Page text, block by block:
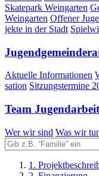
Skate­park Weingarten
Weingarten Offe­ner
jek­te in der Stadt
Aktu­el­le Informationen
sa­ti­on Sit­zungs­ter­mi­ne
Team Jugend­ar­beit
Wer wir sind Was wir
1.